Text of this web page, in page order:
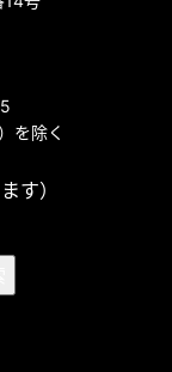
を除く
す）